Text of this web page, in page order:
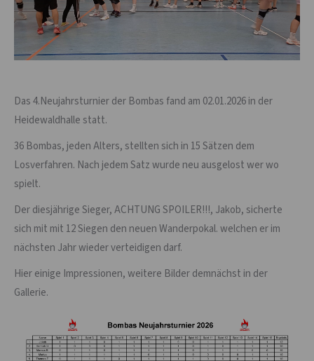
Das 4.Neujahrsturnier der Bombas fand am 02.01.2026 in der
Heidewaldhalle statt.
36 Bombas, jeden Alters, stellten sich in 15 Sätzen dem
Losverfahren. Nach jedem Satz wurde neu ausgelost wer wo
spielt.
Der diesjährige Sieger, ACHTUNG SPOILER!!!, Jakob, sicherte
sich mit mit 12 Siegen den neuen Wanderpokal. welchen er im
nächsten Jahr wieder verteidigen darf.
Hier einige Impressionen, weitere Bilder demnächst in der
Gallerie.